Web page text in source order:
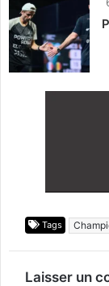
Tags
Laisser un